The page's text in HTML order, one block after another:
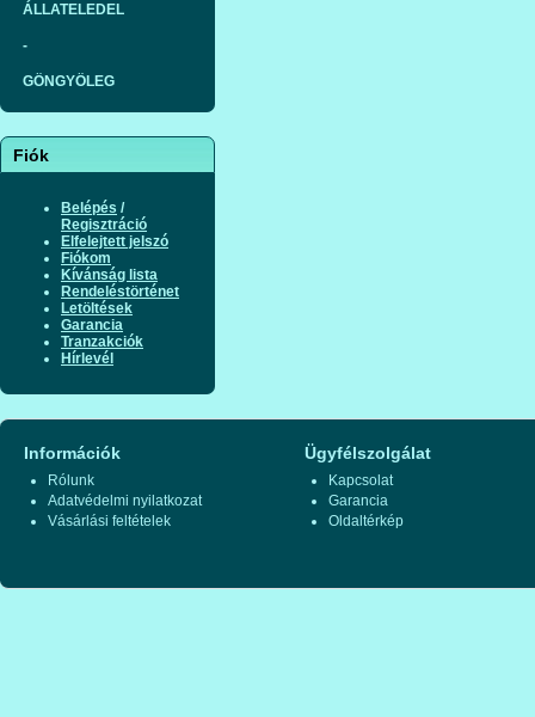
ÁLLATELEDEL
-
GÖNGYÖLEG
Fiók
Belépés /
Regisztráció
Elfelejtett jelszó
Fiókom
Kívánság lista
Rendeléstörténet
Letöltések
Garancia
Tranzakciók
Hírlevél
Információk
Rólunk
Adatvédelmi nyilatkozat
Vásárlási feltételek
Ügyfélszolgálat
Kapcsolat
Garancia
Oldaltérkép